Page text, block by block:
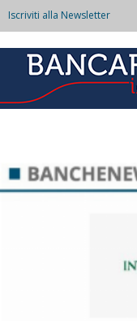
Iscriviti alla Newsletter